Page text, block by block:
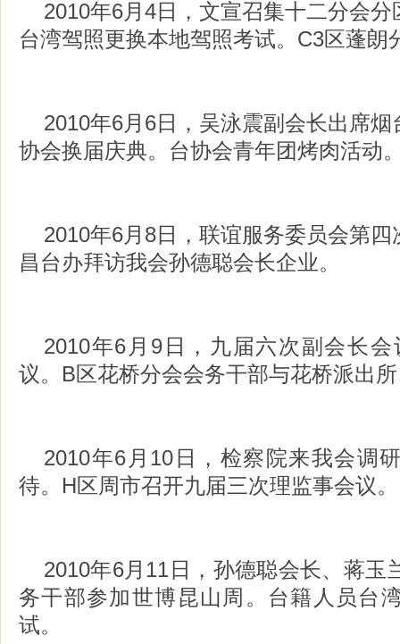
2010年6月4日，文宣召集十二分会
台湾驾照更换本地驾照考试。C3区蓬朗
2010年6月6日，吴泳震副会长出席
协会换届庆典。台协会青年团烤肉活动
2010年6月8日，联谊服务委员会第
昌台办拜访我会孙德聪会长企业。
2010年6月9日，九届六次副会长
议。B区花桥分会会务干部与花桥派出
2010年6月10日，检察院来我会调
待。H区周市召开九届三次理监事会议。
2010年6月11日，孙德聪会长、蒋玉
务干部参加世博昆山周。台籍人员台
试。